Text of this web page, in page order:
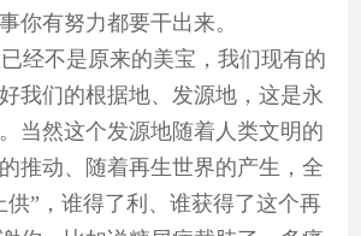
你有努力都要干出来。
经不是原来的美宝，我们现有的
我们的根据地、发源地，这是永
当然这个发源地随着人类文明的
推动、随着再生世界的产生，全
供”，谁得了利、谁获得了这个再